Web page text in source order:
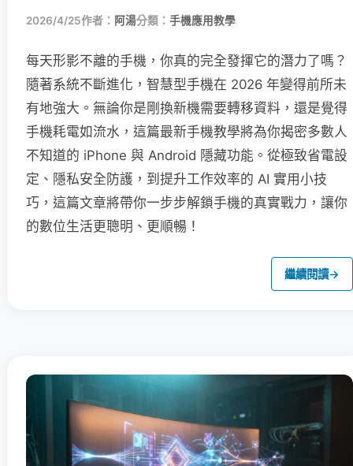
2026/4/25作者： 阿湯分類： 手機應用教學
每天形影不離的手機，你真的完全發揮它的潛力了嗎？
隨著系統不斷進化，智慧型手機在 2026 年變得前所未
有地強大。無論你是剛換新機需要轉移資料，還是覺得
手機耗電如流水，這篇最新手機教學將為你揭密多數人
不知道的 iPhone 與 Android 隱藏功能。從極致省電設
定、隱私安全防護，到提升工作效率的 AI 實用小技
巧，這篇文章將帶你一步步解鎖手機的真實戰力，讓你
的數位生活更聰明、更順暢！
繼續閱讀→